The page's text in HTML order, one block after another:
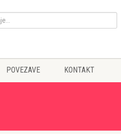
POVEZAVE KONTAKT